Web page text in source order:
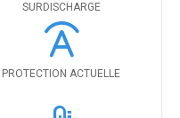
SURDISCHARGE
PROTECTION ACTUELLE